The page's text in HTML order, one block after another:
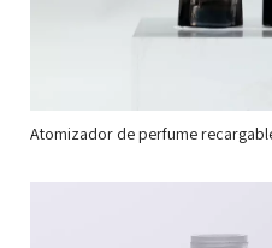
Atomizador de perfume